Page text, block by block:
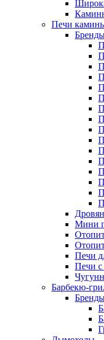
Печи
Мини
Печи
Печи с
Барбекю-